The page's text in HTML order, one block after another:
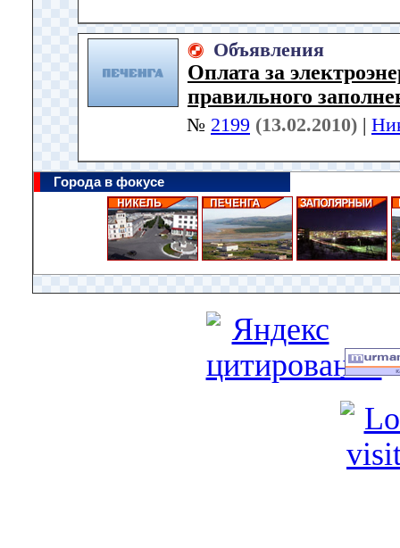
Объявления
Оплата за
правильного
№ 2199 (13.02.2010) |
Города в фокусе